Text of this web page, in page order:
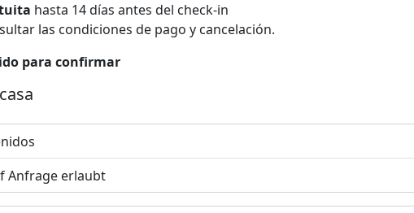
hasta 14 días antes del check-in
las condiciones de pago y cancelación.
para confirmar
Anfrage erlaubt